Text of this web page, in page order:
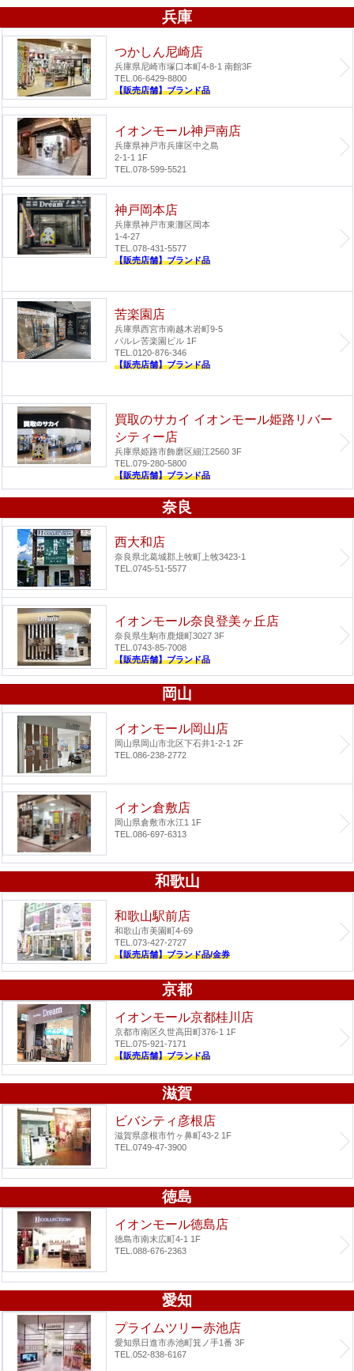
兵庫
つかしん尼崎店
兵庫県尼崎市塚口本町4-8-1 南館3F
TEL.06-6429-8800
【販売店舗】ブランド品
イオンモール神戸南店
兵庫県神戸市兵庫区中之島
2-1-1 1F
TEL.078-599-5521
神戸岡本店
兵庫県神戸市東灘区岡本
1-4-27
TEL.078-431-5577
【販売店舗】ブランド品
苦楽園店
兵庫県西宮市南越木岩町9-5
パルレ苦楽園ビル 1F
TEL.0120-876-346
【販売店舗】ブランド品
買取のサカイ イオンモール姫路リバー
シティー店
兵庫県姫路市飾磨区細江2560 3F
TEL.079-280-5800
【販売店舗】ブランド品
奈良
西大和店
奈良県北葛城郡上牧町上牧3423-1
TEL.0745-51-5577
イオンモール奈良登美ヶ丘店
奈良県生駒市鹿畑町3027 3F
TEL.0743-85-7008
【販売店舗】ブランド品
岡山
イオンモール岡山店
岡山県岡山市北区下石井1-2-1 2F
TEL.086-238-2772
イオン倉敷店
岡山県倉敷市水江1 1F
TEL.086-697-6313
和歌山
和歌山駅前店
和歌山市美園町4-69
TEL.073-427-2727
【販売店舗】ブランド品/金券
京都
イオンモール京都桂川店
京都市南区久世高田町376-1 1F
TEL.075-921-7171
【販売店舗】ブランド品
滋賀
ビバシティ彦根店
滋賀県彦根市竹ヶ鼻町43-2 1F
TEL.0749-47-3900
徳島
イオンモール徳島店
徳島市南末広町4-1 1F
TEL.088-676-2363
愛知
プライムツリー赤池店
愛知県日進市赤池町箕ノ手1番 3F
TEL.052-838-6167